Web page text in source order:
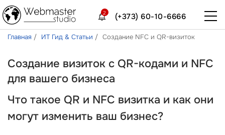
(+373) 60-10-6666
2
Главная ИТ Гид & Статьи Создание NFC и QR-визиток
Создание визиток с QR-кодами и NFC
для вашего бизнеса
Что такое QR и NFC визитка и как они
могут изменить ваш бизнес?